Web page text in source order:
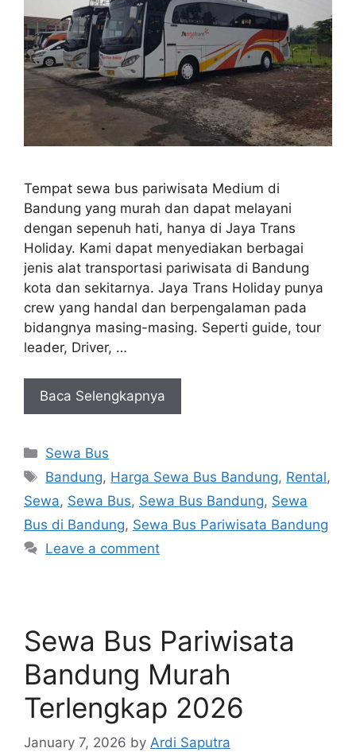
Tempat sewa bus pariwisata Medium di
Bandung yang murah dan dapat melayani
dengan sepenuh hati, hanya di Jaya Trans
Holiday. Kami dapat menyediakan berbagai
jenis alat transportasi pariwisata di Bandung
kota dan sekitarnya. Jaya Trans Holiday punya
crew yang handal dan berpengalaman pada
bidangnya masing-masing. Seperti guide, tour
leader, Driver, …
Baca Selengkapnya
Categories
Sewa Bus
Tags
Bandung, Harga Sewa Bus Bandung, Rental,
Sewa, Sewa Bus, Sewa Bus Bandung, Sewa
Bus di Bandung, Sewa Bus Pariwisata Bandung
Leave a comment
Sewa Bus Pariwisata
Bandung Murah
Terlengkap 2026
January 7, 2026 by Ardi Saputra